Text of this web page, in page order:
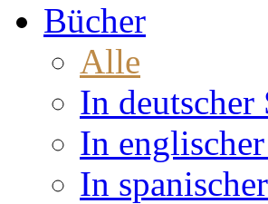
Bücher
Alle
In deutscher
In
In